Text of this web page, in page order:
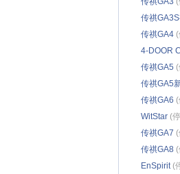
传祺
(1566)
传祺GA4 (
4-DOOR
(14)
传祺GA5 (
传祺GA5
(630)
传祺GA6 (
WitStar (
传祺GA7 (
传祺GA8 (
EnSpirit(